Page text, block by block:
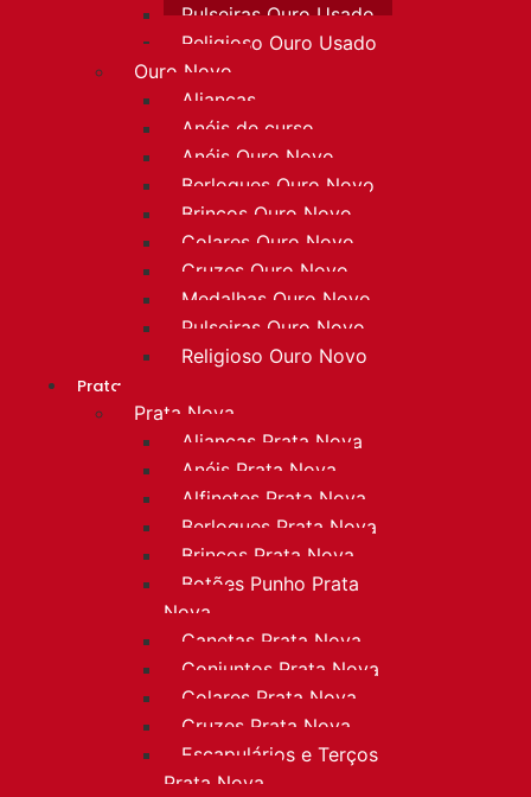
Pulseiras Ouro Usado
Religioso Ouro Usado
Ouro Novo
Alianças
Anéis de curso
Anéis Ouro Novo
Berloques Ouro Novo
Brincos Ouro Novo
Colares Ouro Novo
Cruzes Ouro Novo
Medalhas Ouro Novo
Pulseiras Ouro Novo
Religioso Ouro Novo
Prata
Prata Nova
Alianças Prata Nova
Anéis Prata Nova
Alfinetes Prata Nova
Berloques Prata Nova
Brincos Prata Nova
Botões Punho Prata
Nova
Canetas Prata Nova
Conjuntos Prata Nova
Colares Prata Nova
Cruzes Prata Nova
Escapulários e Terços
Prata Nova